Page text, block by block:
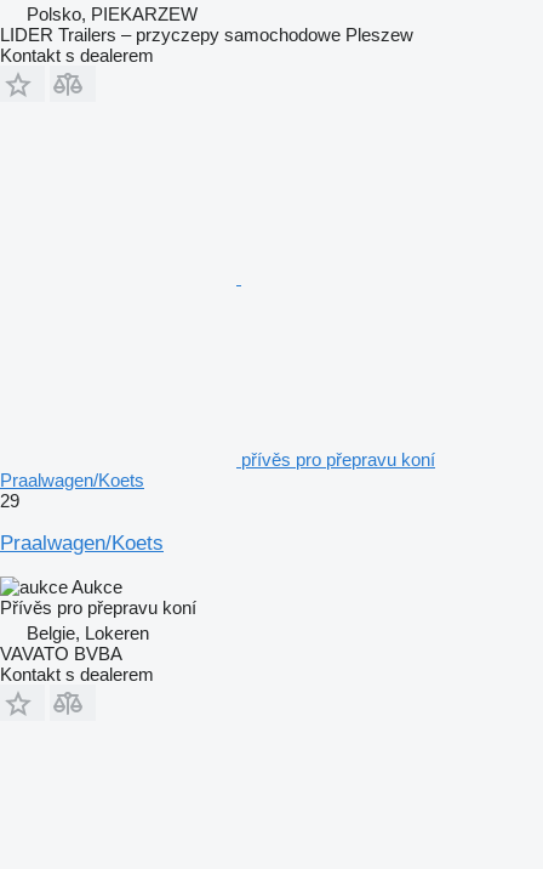
Polsko, PIEKARZEW
LIDER Trailers – przyczepy samochodowe Pleszew
Kontakt s dealerem
přívěs pro přepravu koní
Praalwagen/Koets
29
Praalwagen/Koets
Aukce
Přívěs pro přepravu koní
Belgie, Lokeren
VAVATO BVBA
Kontakt s dealerem